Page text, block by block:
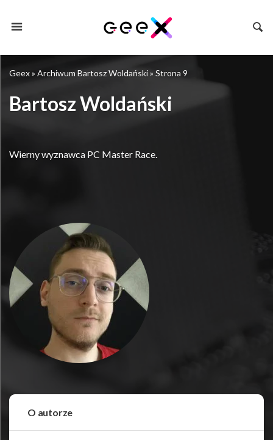
Geex» Archiwum Bartosz Woldański» Strona 9
Bartosz Woldański
Wierny wyznawca PC Master Race.
O autorze